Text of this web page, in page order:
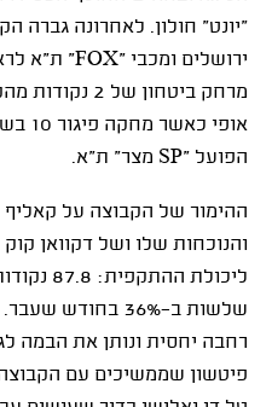
"יונט" חולון. לאחרונה גברה
ירושלים ומכבי "FOX
מרחק ביטחון
אופי
הפועל "SP מצר" ת"א.
ההימור של הקבוצה על קאליף
והנוכחות שלו ושל דקוואן
שלשות ב-36%
רחבה יחסית ונותן את הבמה
פיטשון שממשיכים עם